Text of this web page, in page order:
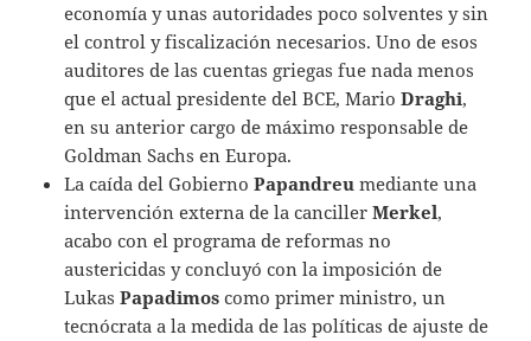
economía y unas autoridades poco solventes y sin
el control y fiscalización necesarios. Uno de esos
auditores de las cuentas griegas fue nada menos
que el actual presidente del BCE, MarioDraghi,
en su anterior cargo de máximo responsable de
Goldman Sachs en Europa.
La caída del GobiernoPapandreu mediante una
intervención externa de la cancillerMerkel,
acabo con el programa de reformas no
austericidas y concluyó con la imposición de
LukasPapadimos como primer ministro, un
tecnócrata a la medida de las políticas de ajuste de